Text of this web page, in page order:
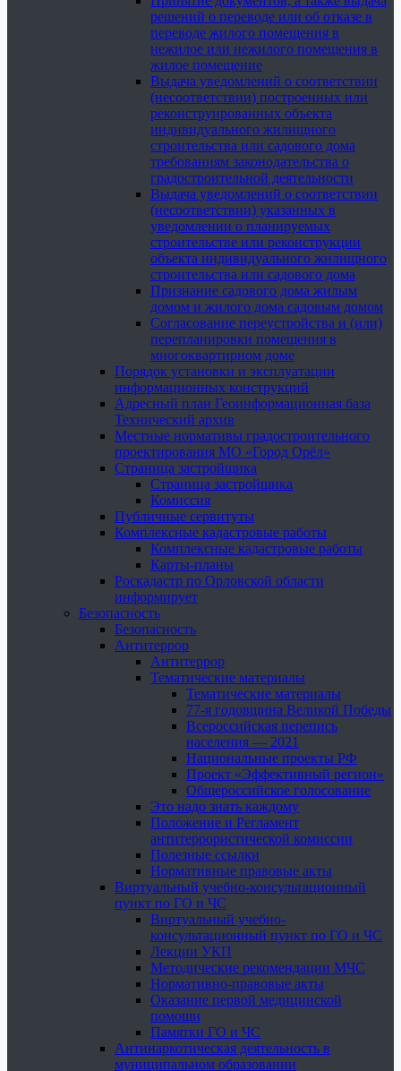
решений о переводе или об отказе в
переводе жилого помещения в
нежилое или нежилого помещения в
жилое помещение
Выдача уведомлений о соответствии
(несоответствии) построенных или
реконструированных объекта
индивидуального жилищного
строительства или садового дома
требованиям законодательства о
градостроительной деятельности
Выдача уведомлений о соответствии
(несоответствии) указанных в
уведомлении о планируемых
строительстве или реконструкции
объекта индивидуального жилищного
строительства или садового дома
Признание садового дома жилым
домом и жилого дома садовым домом
Согласование переустройства и (или)
перепланировки помещения в
многоквартирном доме
Порядок установки и эксплуатации
информационных конструкций
Адресный план Геоинформационная база
Технический архив
Местные нормативы градостроительного
проектирования МО «Город Орёл»
Страница застройщика
Страница застройщика
Комиссия
Публичные сервитуты
Комплексные кадастровые работы
Комплексные кадастровые работы
Карты-планы
Роскадастр по Орловской области
информирует
Безопасность
Безопасность
Антитеррор
Антитеррор
Тематические материалы
Тематические материалы
77-я годовщина Великой Победы
Всероссийская перепись
населения — 2021
Национальные проекты РФ
Проект «Эффективный регион»
Общероссийское голосование
Это надо знать каждому
Положение и Регламент
антитеррористической комиссии
Полезные ссылки
Нормативные правовые акты
Виртуальный учебно-консультационный
пункт по ГО и ЧС
Виртуальный учебно-
консультационный пункт по ГО и ЧС
Лекции УКП
Методические рекомендации МЧС
Нормативно-правовые акты
Оказание первой медицинской
помощи
Памятки ГО и ЧС
Антинаркотическая деятельность в
муниципальном образовании